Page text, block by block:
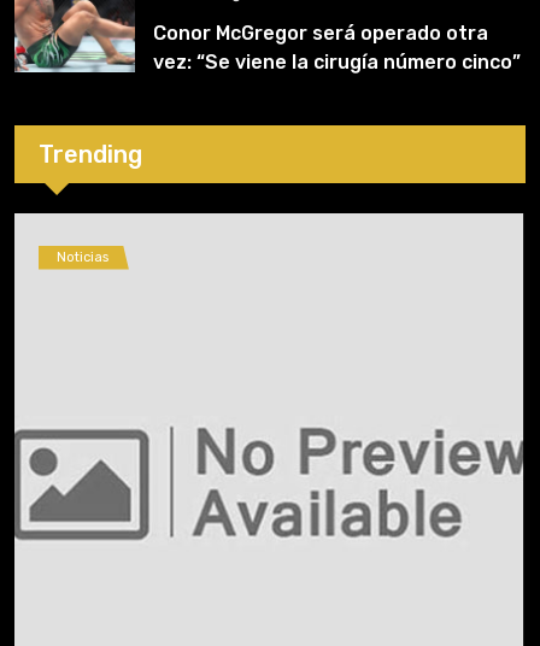
Conor McGregor será operado otra
vez: “Se viene la cirugía número cinco”
Trending
Noticias